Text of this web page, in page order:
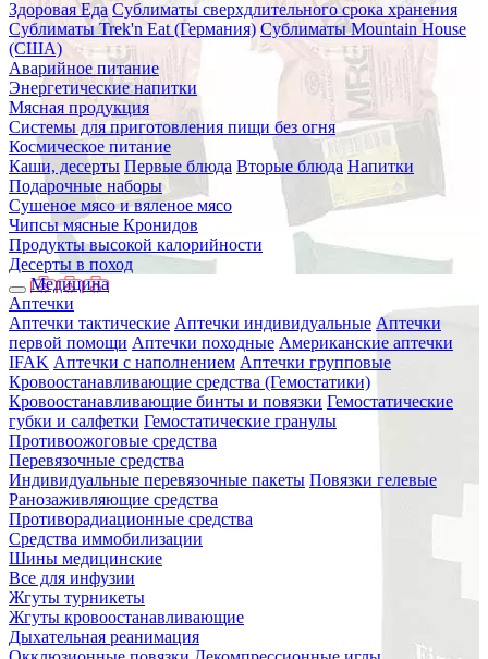
Здоровая Еда Сублиматы сверхдлительного срока хранения
Сублиматы Trek'n Eat (Германия) Сублиматы Mountain House
(США)
Аварийное питание
Энергетические напитки
Мясная продукция
Системы для приготовления пищи без огня
Космическое питание
Каши, десерты Первые блюда Вторые блюда Напитки
Подарочные наборы
Сушеное мясо и вяленое мясо
Чипсы мясные Кронидов
Продукты высокой калорийности
Десерты в поход
Медицина
Аптечки
Аптечки тактические Аптечки индивидуальные Аптечки
первой помощи Аптечки походные Американские аптечки
IFAK Аптечки с наполнением Аптечки групповые
Кровоостанавливающие средства (Гемостатики)
Кровоостанавливающие бинты и повязки Гемостатические
губки и салфетки Гемостатические гранулы
Противоожоговые средства
Перевязочные средства
Индивидуальные перевязочные пакеты Повязки гелевые
Ранозаживляющие средства
Противорадиационные средства
Средства иммобилизации
Шины медицинские
Все для инфузии
Жгуты турникеты
Жгуты кровоостанавливающие
Дыхательная реанимация